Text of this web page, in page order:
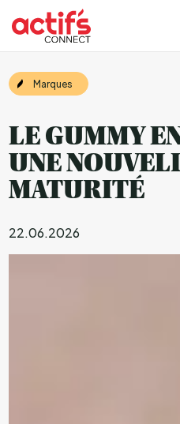
Marques
LE GUMMY
UNE
MATURITÉ
22.06.2026